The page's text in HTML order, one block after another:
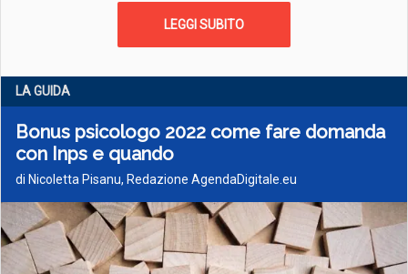
LEGGI SUBITO
LA GUIDA
Bonus psicologo 2022 come fare domanda
con Inps e quando
di Nicoletta Pisanu, Redazione AgendaDigitale.eu